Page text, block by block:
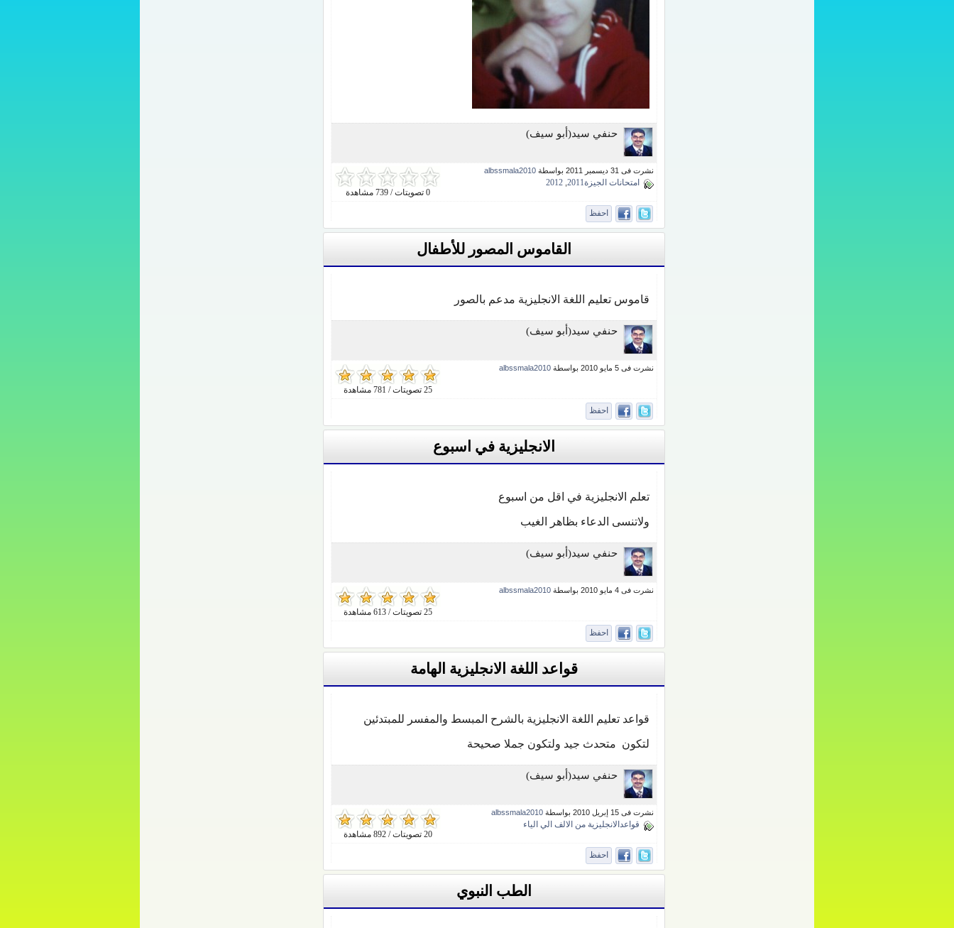
حنفي سيد(أبو سيف)
0 تصويتات / 739 مشاهدة
نشرت فى 31 ديسمبر 2011 بواسطة albssmala2010
امتحانات الجيزة2011 2012
احفظ
القاموس المصور للأطفال
قاموس تعليم اللغة الانجليزية مدعم بالصور
حنفي سيد(أبو سيف)
25 تصويتات / 781 مشاهدة
نشرت فى 5 مايو 2010 بواسطة albssmala2010
احفظ
الانجليزية في اسبوع
تعلم الانجليزية في اقل من اسبوع
ولاتنسى الدعاء بظاهر الغيب
حنفي سيد(أبو سيف)
25 تصويتات / 613 مشاهدة
نشرت فى 4 مايو 2010 بواسطة albssmala2010
احفظ
قواعد اللغة الانجليزية الهامة
قواعد تعليم اللغة الانجليزية بالشرح المبسط والمفسر للمبتدئين
لتكون متحدث جيد ولتكون جملا صحيحة
حنفي سيد(أبو سيف)
20 تصويتات / 892 مشاهدة
نشرت فى 15 إبريل 2010 بواسطة albssmala2010
قواعدالانجليزية من الالف الي الياء
احفظ
الطب النبوي